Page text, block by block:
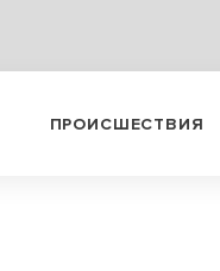
ПРОИСШЕСТВИЯ